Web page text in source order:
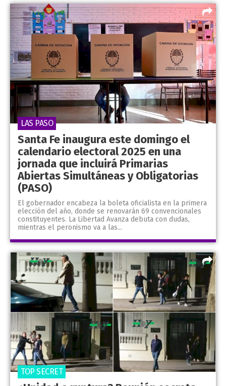
Santa Fe inaugura este domingo el
calendario electoral 2025 en una
jornada que incluirá Primarias
Abiertas Simultáneas y Obligatorias
(PASO)
El gobernador encabeza la boleta oficialista en la primera
elección del año, donde se renovarán 69 convencionales
constituyentes. La Libertad Avanza debuta con dudas,
mientras el peronismo va a las...
LAS PASO
TOP SECRET